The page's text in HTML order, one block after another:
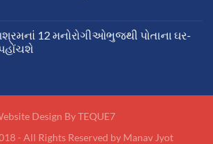
12 મનોરોગીઓભુજથી પોતાના ઘર-
પહોંચશે
Design ByTEQUE7
- All Rights Reserved by Manav Jyot